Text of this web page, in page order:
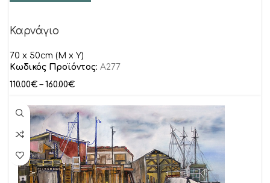
Καρνάγιο
70 x 50cm (M x Y)
Κωδικός Προϊόντος: Α277
110.00€ – 160.00€